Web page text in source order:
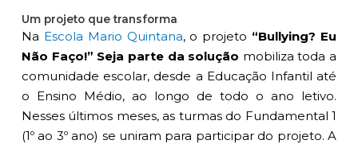
Um projeto que transforma
Na Escola Mario Quintana, o projeto “Bullying? Eu
Não Faço!” Seja parte da solução mobiliza toda a
comunidade escolar, desde a Educação Infantilaté
o Ensino Médio, ao longo de todo o ano letivo.
Nesses últimos meses, as turmas do Fundamental 1
(1º ao 3º ano) se uniram para participar do projeto. A